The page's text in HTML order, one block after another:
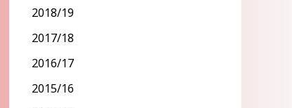
2018/19
2017/18
2016/17
2015/16